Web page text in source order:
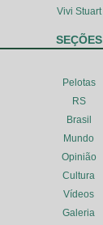
Vivi Stuart
SEÇÕES
Pelotas
RS
Brasil
Mundo
Opinião
Cultura
Vídeos
Galeria